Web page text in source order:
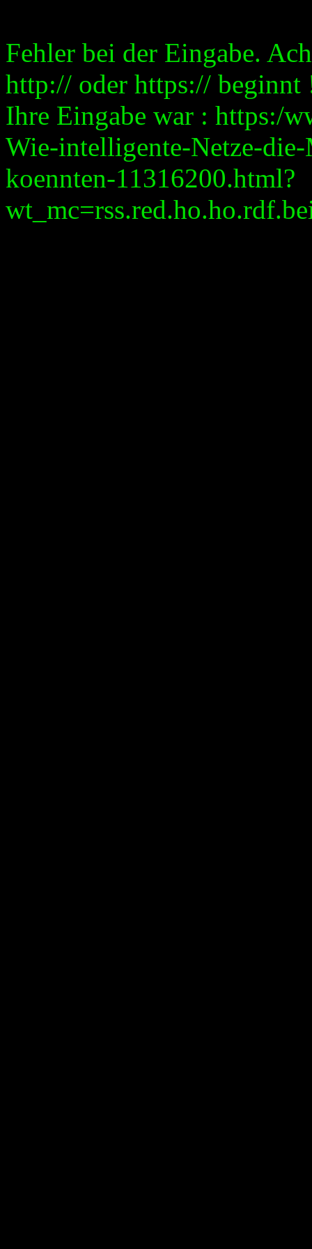
Fehler bei der Eingabe.
http:// oder https:// beginnt
Ihre Eingabe war : https:/
Wie-intelligente-Netze-
koennten-11316200.html?